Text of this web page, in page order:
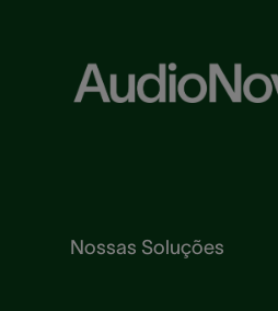
Nossas Soluções